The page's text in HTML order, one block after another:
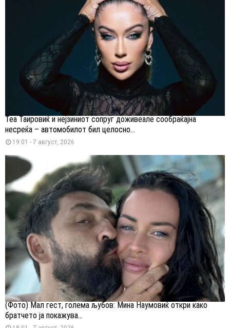
Теа Таировиќ и нејзиниот сопруг доживеале сообраќајна
несреќа – автомобилот бил целосно...
19:01 - 7 август, 2026
(Фото) Мал гест, голема љубов: Мина Наумовиќ откри како
братчето ја покажува...